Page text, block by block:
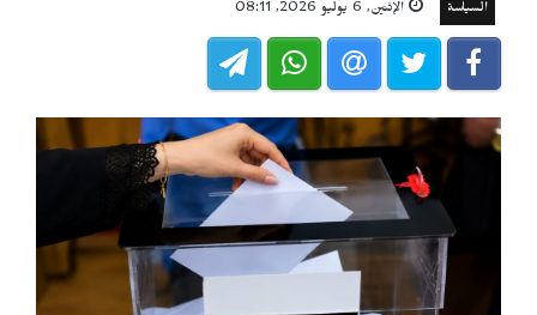
السياسة الإثنين, 6 يوليو 2026, 08:11